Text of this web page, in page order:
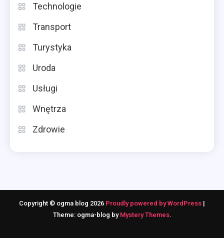
Technologie
Transport
Turystyka
Uroda
Usługi
Wnętrza
Zdrowie
Copyright © ogma blog 2026 Proudly powered by WordPress |
Theme: ogma-blog by Mystery Themes.